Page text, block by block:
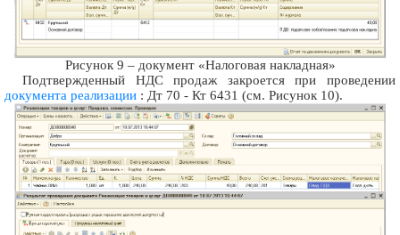
Рисунок 9 – документ «Налоговая накладная»
Подтвержденный НДС продаж закроется при проведении
документа реализации : Дт 70 - Кт 6431 (см. Рисунок 10).